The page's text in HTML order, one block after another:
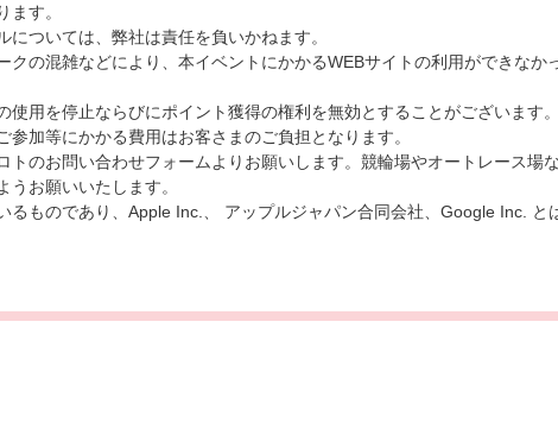
す。
ついては、弊社は責任を負いかねます。
の混雑などにより、本イベントにかかるWEBサイトの利用ができなか
用を停止ならびにポイント獲得の権利を無効とすることがございます。
加等にかかる費用はお客さまのご負担となります。
のお問い合わせフォームよりお願いします。競輪場やオートレース場
お願いいたします。
ものであり、Apple Inc.、 アップルジャパン合同会社、Google Inc. と